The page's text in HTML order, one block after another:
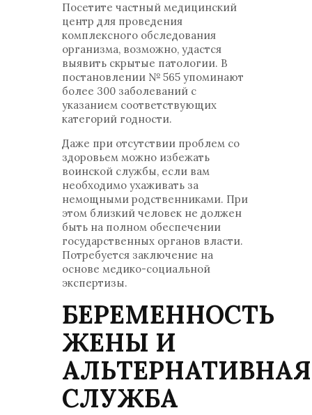
Посетите частный медицинский
центр для проведения
комплексного обследования
организма, возможно, удастся
выявить скрытые патологии. В
постановлении № 565 упоминают
более 300 заболеваний с
указанием соответствующих
категорий годности.
Даже при отсутствии проблем со
здоровьем можно избежать
воинской службы, если вам
необходимо ухаживать за
немощными родственниками. При
этом близкий человек не должен
быть на полном обеспечении
государственных органов власти.
Потребуется заключение на
основе медико-социальной
экспертизы.
БЕРЕМЕННОСТЬ
ЖЕНЫ И
АЛЬТЕРНАТИВНАЯ
СЛУЖБА